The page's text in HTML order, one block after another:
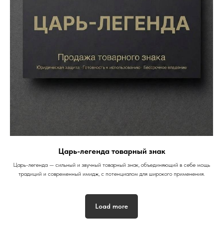
Царь-легенда товарный знак
Царь-легенда — сильный и звучный товарный знак, объединяющий в себе мощь
традиций и современный имидж, с потенциалом для широкого применения.
Load more